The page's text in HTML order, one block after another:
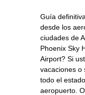
Guía
desde los
ciudades de
Phoenix Sky
Airport? Si
vacaciones o
todo el
aeropuerto.